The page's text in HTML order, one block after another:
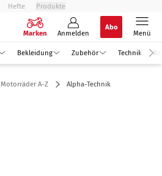
Hefte Produkte
Marken Anmelden
Abo
Menü
Bekleidung Zubehör Technik
Motorräder A-Z Alpha-Technik